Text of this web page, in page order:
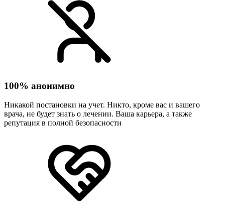
100% анонимно
Никакой постановки на учет. Никто, кроме вас и вашего
врача, не будет знать о лечении. Ваша карьера, а также
репутация в полной безопасности